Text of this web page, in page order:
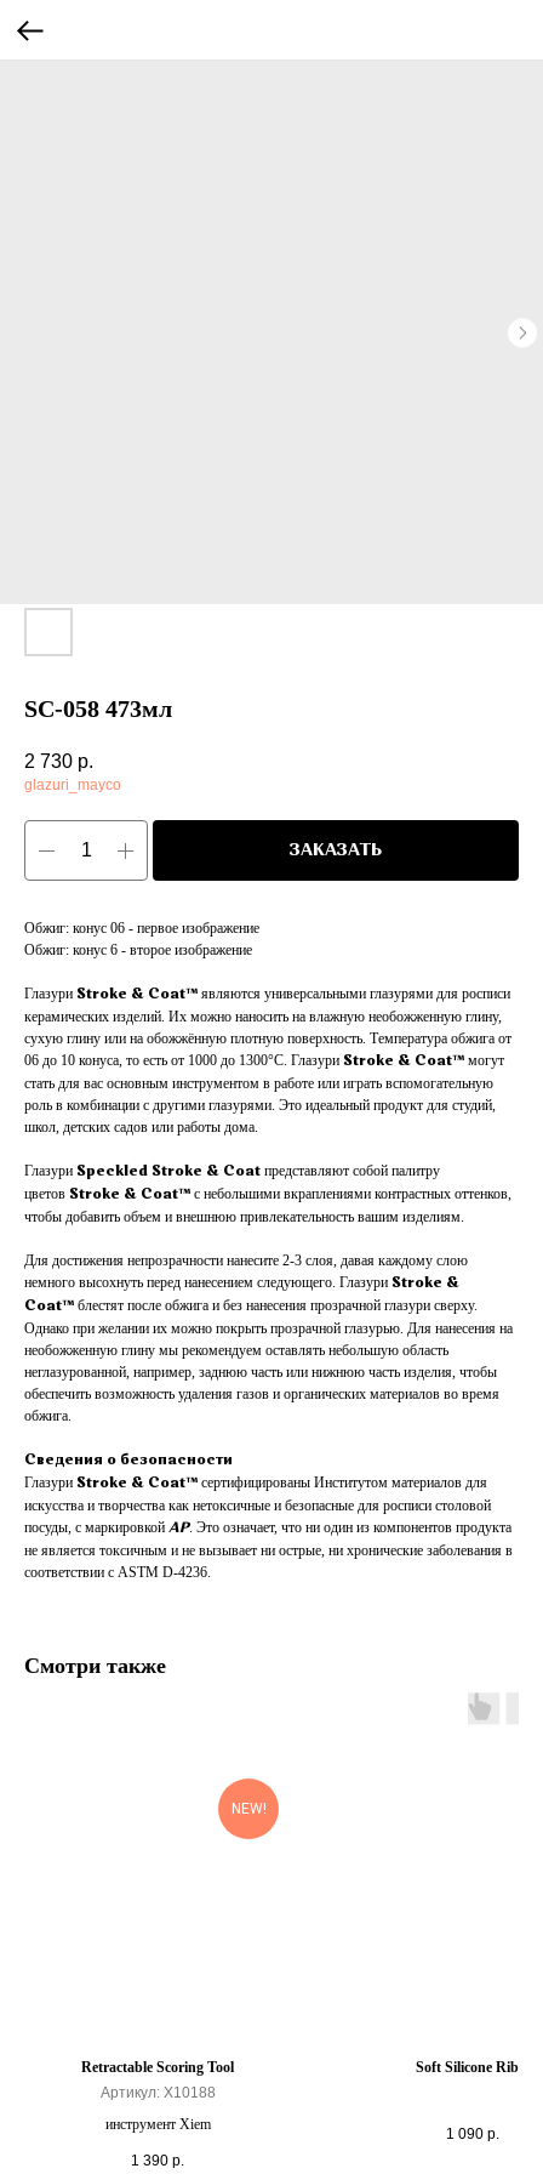
SC-058 473мл
2 730 р.
glazuri_mayco
ЗАКАЗАТЬ
Обжиг: конус 06 - первое изображение
Обжиг: конус 6 - второе изображение
Глазури Stroke & Coat™ являются универсальными глазурями для росписи
керамических изделий. Их можно наносить на влажную необожженную глину,
сухую глину или на обожжённую плотную поверхность. Температура обжига от
06 до 10 конуса, то есть от 1000 до 1300°С. Глазури Stroke & Coat™ могут
стать для вас основным инструментом в работе или играть вспомогательную
роль в комбинации с другими глазурями. Это идеальный продукт для студий,
школ, детских садов или работы дома.
Глазури Speckled Stroke & Coat представляют собой палитру
цветов Stroke & Coat™ с небольшими вкраплениями контрастных оттенков,
чтобы добавить объем и внешнюю привлекательность вашим изделиям.
Для достижения непрозрачности нанесите 2-3 слоя, давая каждому слою
немного высохнуть перед нанесением следующего. Глазури Stroke &
Coat™ блестят после обжига и без нанесения прозрачной глазури сверху.
Однако при желании их можно покрыть прозрачной глазурью. Для нанесения на
необожженную глину мы рекомендуем оставлять небольшую область
неглазурованной, например, заднюю часть или нижнюю часть изделия, чтобы
обеспечить возможность удаления газов и органических материалов во время
обжига.
Сведения о безопасности
Глазури Stroke & Coat™ сертифицированы Институтом материалов для
искусства и творчества как нетоксичные и безопасные для росписи столовой
посуды, с маркировкой AP. Это означает, что ни один из компонентов продукта
не является токсичным и не вызывает ни острые, ни хронические заболевания в
соответствии с ASTM D-4236.
Смотри также
NEW!
Retractable Scoring Tool
Артикул: X10188
инструмент Xiem
1 390 р.
Soft Silicone Rib 6
1 090 р.